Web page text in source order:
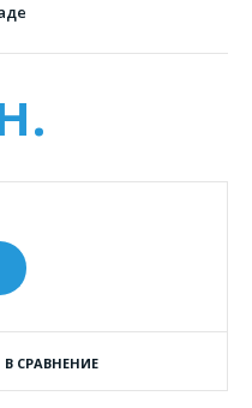
В СРАВНЕНИЕ